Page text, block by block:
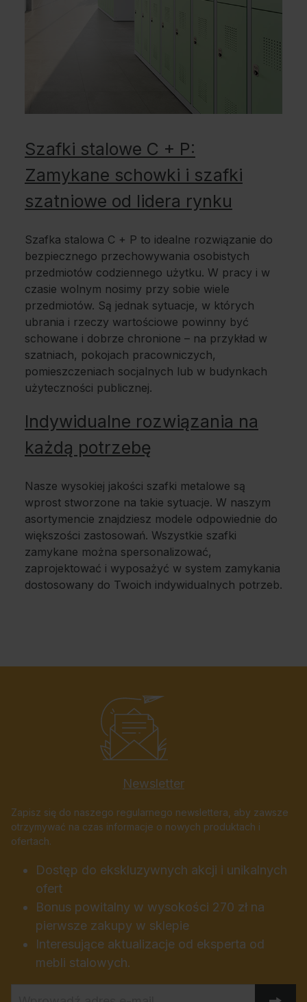
Szafki stalowe C + P:
Zamykane schowki i szafki
szatniowe od lidera rynku
Szafka stalowa C + P to idealne rozwiązanie do
bezpiecznego przechowywania osobistych
przedmiotów codziennego użytku. W pracy i w
czasie wolnym nosimy przy sobie wiele
przedmiotów. Są jednak sytuacje, w których
ubrania i rzeczy wartościowe powinny być
schowane i dobrze chronione – na przykład w
szatniach, pokojach pracowniczych,
pomieszczeniach socjalnych lub w budynkach
użyteczności publicznej.
Indywidualne rozwiązania na
każdą potrzebę
Nasze wysokiej jakości szafki metalowe są
wprost stworzone na takie sytuacje. W naszym
asortymencie znajdziesz modele odpowiednie do
większości zastosowań. Wszystkie szafki
zamykane można spersonalizować,
zaprojektować i wyposażyć w system zamykania
dostosowany do Twoich indywidualnych potrzeb.
Newsletter
Zapisz się do naszego regularnego newslettera, aby zawsze
otrzymywać na czas informacje o nowych produktach i
ofertach.
Dostęp do ekskluzywnych akcji i unikalnych
ofert
Bonus powitalny w wysokości 270 zł na
pierwsze zakupy w sklepie
Interesujące aktualizacje od eksperta od
mebli stalowych.